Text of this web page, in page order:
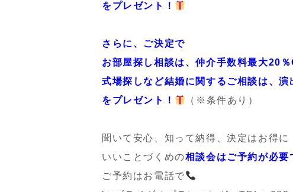
をプレゼント！
さらに、ご決定で
お部屋探し相談は、仲介手数料最大20
式場探しなど結婚に関するご相談は、演
をプレゼント！
（※条件あり）
聞いて安心、知って納得、決定はお得に
いいことづくめの相談会はご予約が必要
ご予約はお電話で